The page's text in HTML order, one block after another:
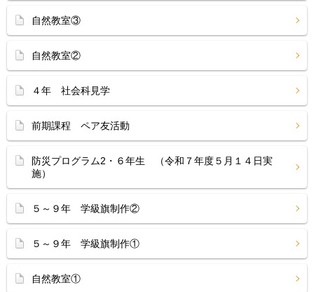
自然教室③
自然教室②
４年 社会科見学
前期課程 ペア友活動
防災プログラム2・６年生 （令和７年度５月１４日実
施）
５～９年 学級旗制作②
５～９年 学級旗制作①
自然教室①